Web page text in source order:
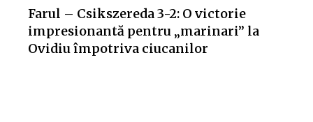
Farul – Csikszereda 3-2: O victorie
impresionantă pentru „marinari” la
Ovidiu împotriva ciucanilor